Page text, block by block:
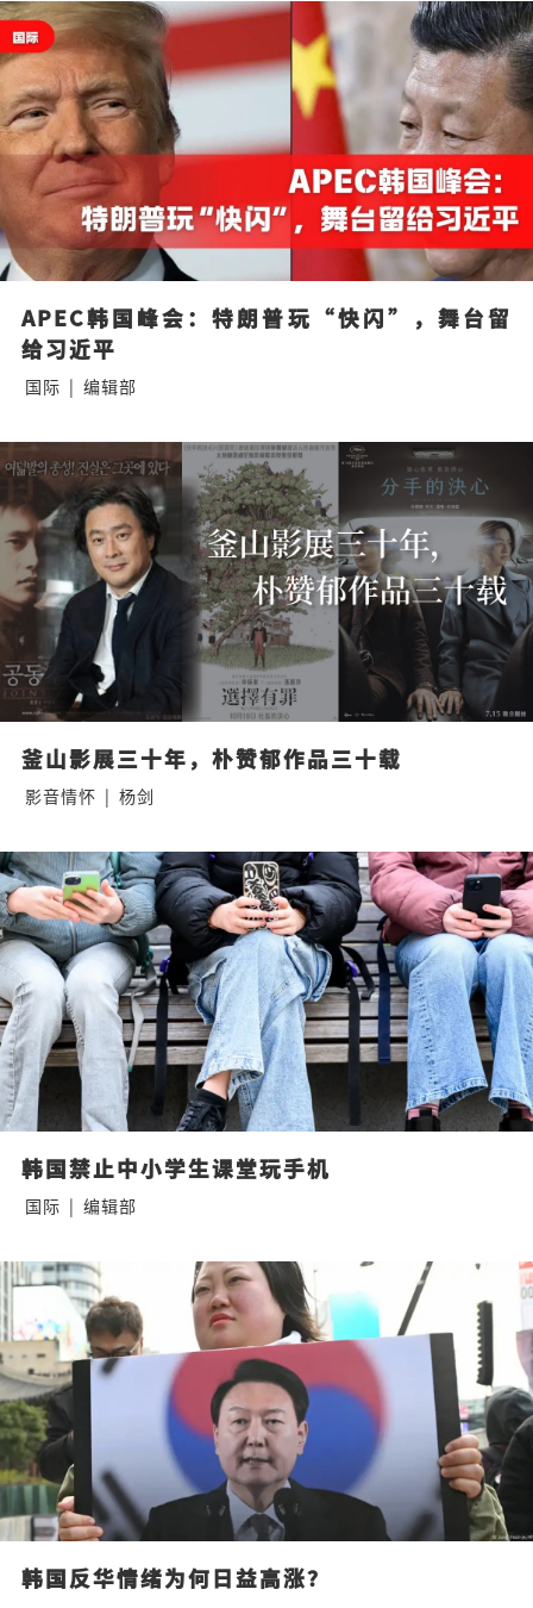
APEC韩国峰会：特朗普玩“快闪”，舞台留
给习近平
国际 | 编辑部
釜山影展三十年，朴赞郁作品三十载
影音情怀 | 杨剑
韩国禁止中小学生课堂玩手机
国际 | 编辑部
韩国反华情绪为何日益高涨？